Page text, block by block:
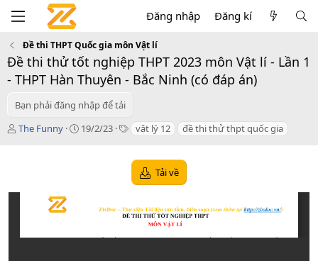
Đăng nhập Đăng kí
Đề thi THPT Quốc gia môn Vật lí
Đề thi thử tốt nghiệp THPT 2023 môn Vật lí - Lần 1
- THPT Hàn Thuyên - Bắc Ninh (có đáp án)
Bạn phải đăng nhập để tải
T
ả
The Funny
C19/2/23
T
s
vật lý 12 đề thi thử thpt quốc gia
Tải về